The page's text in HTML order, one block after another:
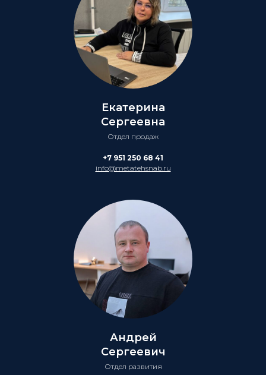
Екатерина
Сергеевна
Отдел продаж
+7 951 250 68 41
info@metatehsnab.ru
Андрей
Сергеевич
Отдел развития